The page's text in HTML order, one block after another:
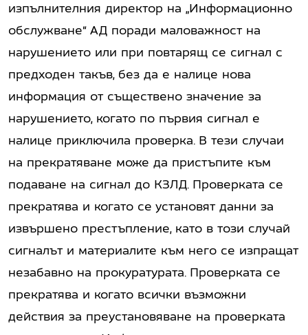
изпълнителния директор на „Информационно
обслужване“ АД поради маловажност на
нарушението или при повтарящ се сигнал с
предходен такъв, без да е налице нова
информация от съществено значение за
нарушението, когато по първия сигнал е
налице приключила проверка. В тези случаи
на прекратяване може да пристъпите към
подаване на сигнал до КЗЛД. Проверката се
прекратява и когато се установят данни за
извършено престъпление, като в този случай
сигналът и материалите към него се изпращат
незабавно на прокуратурата. Проверката се
прекратява и когато всички възможни
действия за преустановяване на проверката